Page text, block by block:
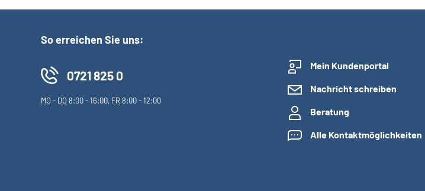
So erreichen Sie uns:
0721 825 0
MO- DO8:00 - 16:00, FR8:00 - 12:00
Mein Kundenportal
Nachricht schreiben
Beratung
Alle Kontaktmöglichkeiten